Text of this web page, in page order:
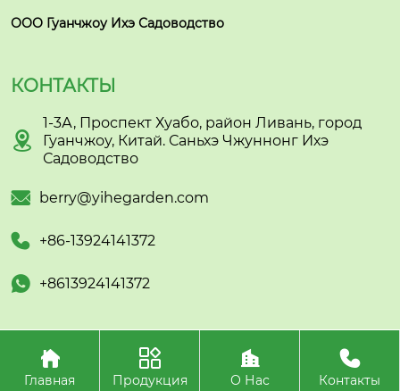
ООО Гуанчжоу Ихэ Садоводство
КОНТАКТЫ

1-3А, Проспект Хуабо, район Ливань, город
Гуанчжоу, Китай. Саньхэ Чжуннонг Ихэ
Садоводство
 berry@yihegarden.com
 +86-13924141372
 +8613924141372
Авторское право©ООО Гуанчжоу Ихэ Садоводство

Главная

Продукция

О Нас

Контакты